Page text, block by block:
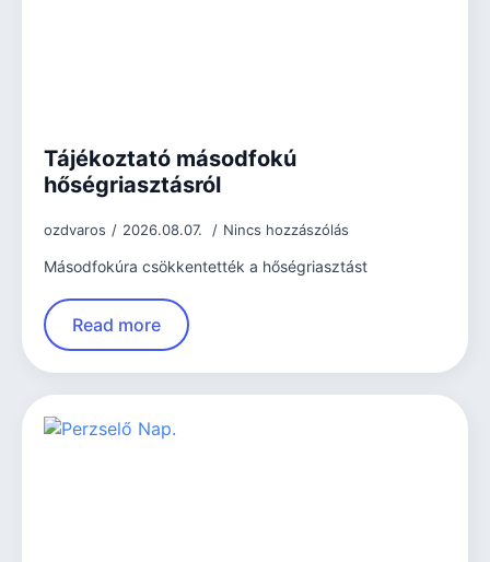
Tájékoztató másodfokú
hőségriasztásról
ozdvaros 2026.08.07. Nincs hozzászólás
Másodfokúra csökkentették a hőségriasztást
Read more